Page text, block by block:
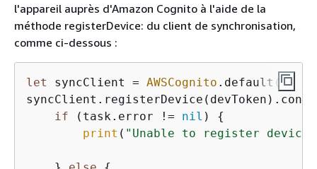
l'appareil auprès d'Amazon Cognito à l'aide de la
méthode registerDevice: du client de synchronisation,
comme ci-dessous :
let syncClient = AWSCognito .default()
if (task.error != nil ) {
print ( "Unable to register